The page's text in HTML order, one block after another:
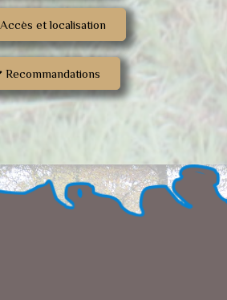
Accès et localisation
Recommandations